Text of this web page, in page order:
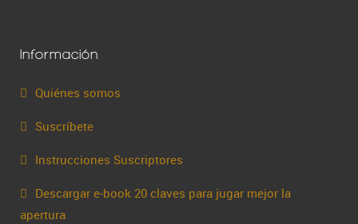
Información
Quiénes somos
Suscríbete
Instrucciones Suscriptores
Descargar e-book 20 claves para jugar mejor la
apertura